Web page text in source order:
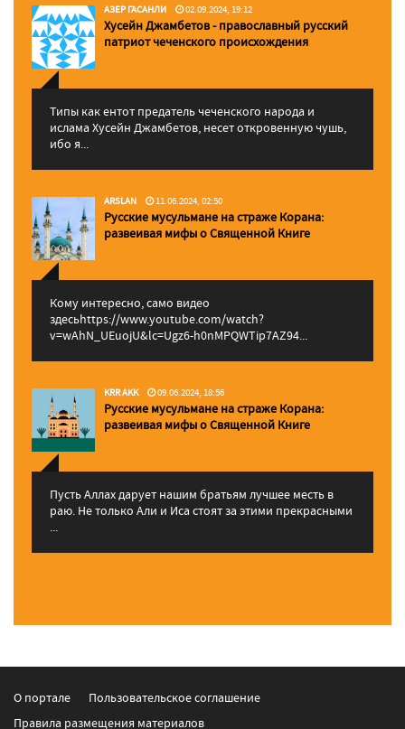
АЗЕР ГАСАНЛИ 02.09.2024, 19:12
Хусейн Джамбетов - православный русский
патриот чеченского происхождения
Типы как ентот предатель чеченского народа и
ислама Хусейн Джамбетов, несет откровенную чушь,
ибо я...
ARSLAN 11.06.2024, 02:50
Русские мусульмане на страже Корана:
pазвеивая мифы о Священной Книге
Кому интересно, само видео
здесьhttps://www.youtube.com/watch?
v=wAhN_UEuojU&lc=Ugz6-h0nMPQWTip7AZ94...
KRR AKK 09.06.2024, 18:56
Русские мусульмане на страже Корана:
pазвеивая мифы о Священной Книге
Пусть Аллах дарует нашим братьям лучшее месть в
раю. Не только Али и Иса стоят за этими прекрасными
...
О портале
Пользовательское соглашение
Правила размещения материалов